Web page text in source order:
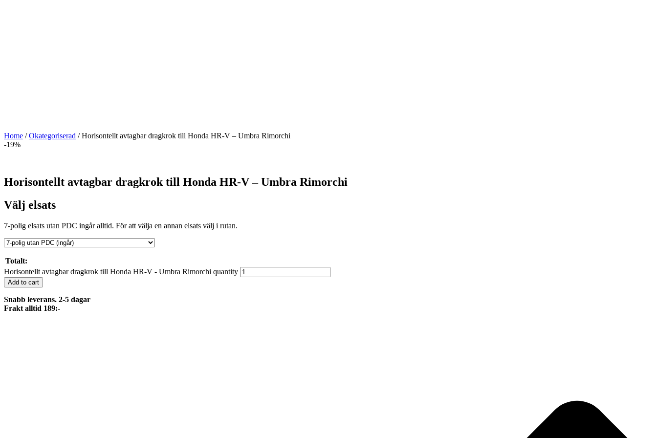
Home /Okategoriserad / Horisontellt avtagbar dragkrok till Honda HR-V – Umbra Rimorchi
-19%
Horisontellt avtagbar dragkrok till Honda HR-V – Umbra Rimorchi
Välj elsats
7-polig elsats utan PDC ingår alltid. För att välja en annan elsats välj i rutan.
Totalt:
Horisontellt avtagbar dragkrok till Honda HR-V - Umbra Rimorchi quantity
Add to cart
Snabb leverans. 2-5 dagar
Frakt alltid 189:-